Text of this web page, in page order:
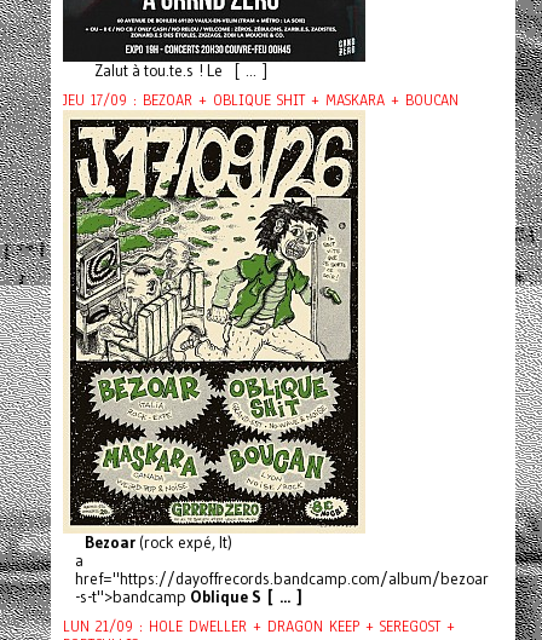
Zalut à tou.te.s ! Le [ ... ]
JEU 17/09 : BEZOAR + OBLIQUE SHIT + MASKARA + BOUCAN
Bezoar(rock expé, It)
a
href="https://dayoffrecords.bandcamp.com/album/bezoar
-s-t">bandcamp Oblique S [ ... ]
LUN 21/09 : HOLE DWELLER + DRAGON KEEP + SEREGOST +